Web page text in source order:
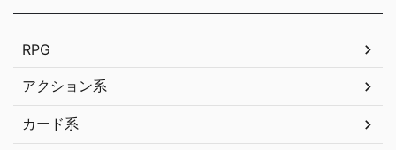
RPG
アクション系
カード系